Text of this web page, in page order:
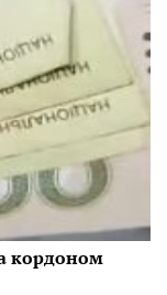
кордоном